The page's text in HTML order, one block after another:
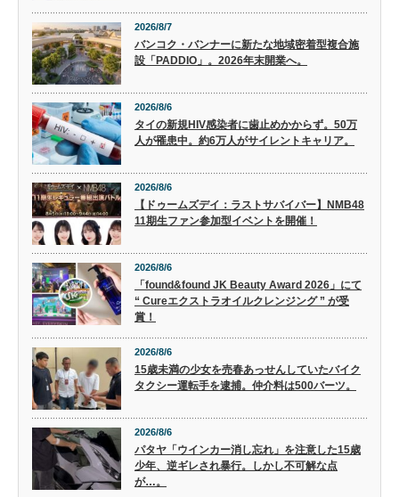
2026/8/7
バンコク・バンナーに新たな地域密着型複合施
設「PADDIO」。2026年末開業へ。
2026/8/6
タイの新規HIV感染者に歯止めかからず。50万
人が罹患中。約6万人がサイレントキャリア。
2026/8/6
【ドゥームズデイ：ラストサバイバー】NMB48
11期生ファン参加型イベントを開催！
2026/8/6
「found&found JK Beauty Award 2026」にて
“ Cureエクストラオイルクレンジング ” が受
賞！
2026/8/6
15歳未満の少女を売春あっせんしていたバイク
タクシー運転手を逮捕。仲介料は500バーツ。
2026/8/6
パタヤ「ウインカー消し忘れ」を注意した15歳
少年、逆ギレされ暴行。しかし不可解な点
が…。